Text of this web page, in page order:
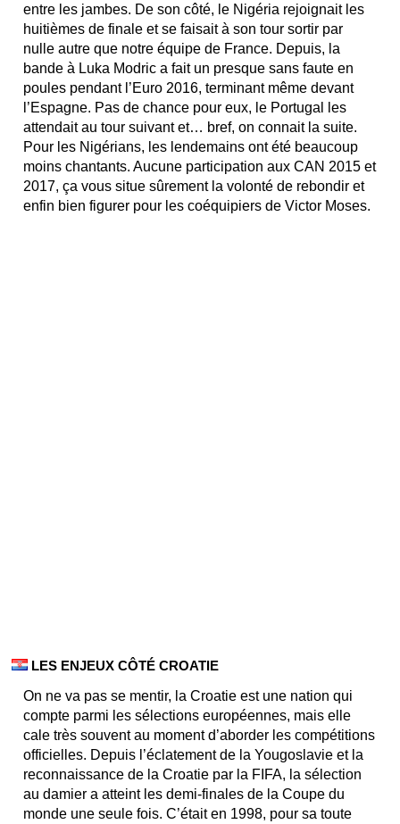
entre les jambes. De son côté, le Nigéria rejoignait les
huitièmes de finale et se faisait à son tour sortir par
nulle autre que notre équipe de France. Depuis, la
bande à Luka Modric a fait un presque sans faute en
poules pendant l’Euro 2016, terminant même devant
l’Espagne. Pas de chance pour eux, le Portugal les
attendait au tour suivant et… bref, on connait la suite.
Pour les Nigérians, les lendemains ont été beaucoup
moins chantants. Aucune participation aux CAN 2015 et
2017, ça vous situe sûrement la volonté de rebondir et
enfin bien figurer pour les coéquipiers de Victor Moses.
LES ENJEUX CÔTÉ CROATIE
On ne va pas se mentir, la Croatie est une nation qui
compte parmi les sélections européennes, mais elle
cale très souvent au moment d’aborder les compétitions
officielles. Depuis l’éclatement de la Yougoslavie et la
reconnaissance de la Croatie par la FIFA, la sélection
au damier a atteint les demi-finales de la Coupe du
monde une seule fois. C’était en 1998, pour sa toute